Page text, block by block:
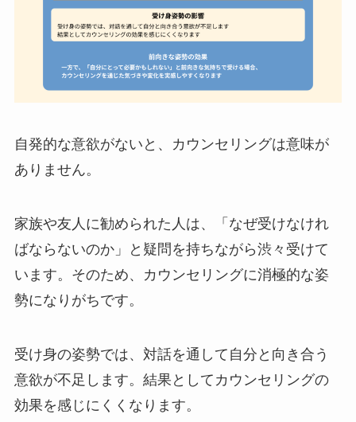
自発的な意欲がないと、カウンセリングは意味が
ありません。
家族や友人に勧められた人は、「なぜ受けなけれ
ばならないのか」と疑問を持ちながら渋々受けて
います。そのため、カウンセリングに消極的な姿
勢になりがちです。
受け身の姿勢では、対話を通して自分と向き合う
意欲が不足します。結果としてカウンセリングの
効果を感じにくくなります。